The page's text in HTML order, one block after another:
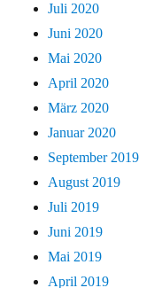
Juli 2020
Juni 2020
Mai 2020
April 2020
März 2020
Januar 2020
September 2019
August 2019
Juli 2019
Juni 2019
Mai 2019
April 2019